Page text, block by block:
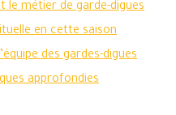
le métier de garde-digues
en cette saison
des gardes-digues
approfondies